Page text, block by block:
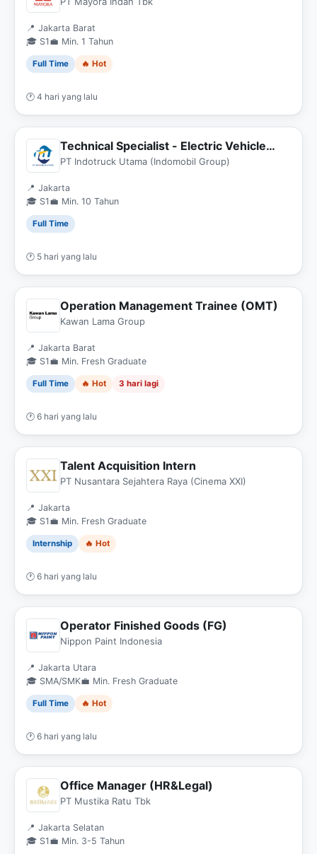
📍 Jakarta Barat
🎓 S1 💼 Min. 1 Tahun
Full Time 🔥 Hot
🕐 4 hari yang lalu
Technical Specialist - Electric Vehicle
(EV) Heavy Equipment
PT Indotruck Utama (Indomobil Group)
📍 Jakarta
🎓 S1 💼 Min. 10 Tahun
Full Time
🕐 5 hari yang lalu
Operation Management Trainee (OMT)
Kawan Lama Group
📍 Jakarta Barat
🎓 S1 💼 Min. Fresh Graduate
Full Time 🔥 Hot 3 hari lagi
🕐 6 hari yang lalu
Talent Acquisition Intern
PT Nusantara Sejahtera Raya (Cinema XXI)
📍 Jakarta
🎓 S1 💼 Min. Fresh Graduate
Internship 🔥 Hot
🕐 6 hari yang lalu
Operator Finished Goods (FG)
Nippon Paint Indonesia
📍 Jakarta Utara
🎓 SMA/SMK💼 Min. Fresh Graduate
Full Time 🔥 Hot
🕐 6 hari yang lalu
Office Manager (HR&Legal)
PT Mustika Ratu Tbk
📍 Jakarta Selatan
🎓 S1 💼 Min. 3-5 Tahun